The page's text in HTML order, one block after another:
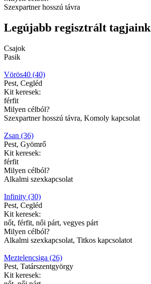
Szexpartner hosszú távra
Legújabb regisztrált tagjaink
Csajok
Pasik
Vörös40 (40)
Pest, Cegléd
Kit keresek:
férfit
Milyen célból?
Szexpartner hosszú távra, Komoly kapcsolat
Zsan (36)
Pest, Gyömrő
Kit keresek:
férfit
Milyen célból?
Alkalmi szexkapcsolat
Infinity (30)
Pest, Cegléd
Kit keresek:
nőt, férfit, női párt, vegyes párt
Milyen célból?
Alkalmi szexkapcsolat, Titkos kapcsolatot
Meztelencsiga (26)
Pest, Tatárszentgyörgy
Kit keresek: